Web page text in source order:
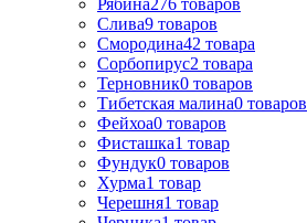
Слива9 товаров
Смородина42 товара
Сорбопирус2 товара
Терновник0 товаров
Тибетская малина0 товаров
Фейхоа0 товаров
Фисташка1 товар
Фундук0 товаров
Хурма1 товар
Черешня1 товар